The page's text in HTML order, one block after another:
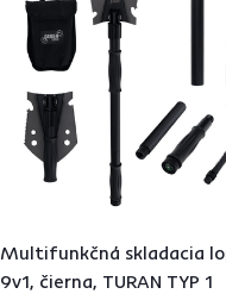
Multifunkčná skladacia
9v1, čierna, TURAN TYP 1